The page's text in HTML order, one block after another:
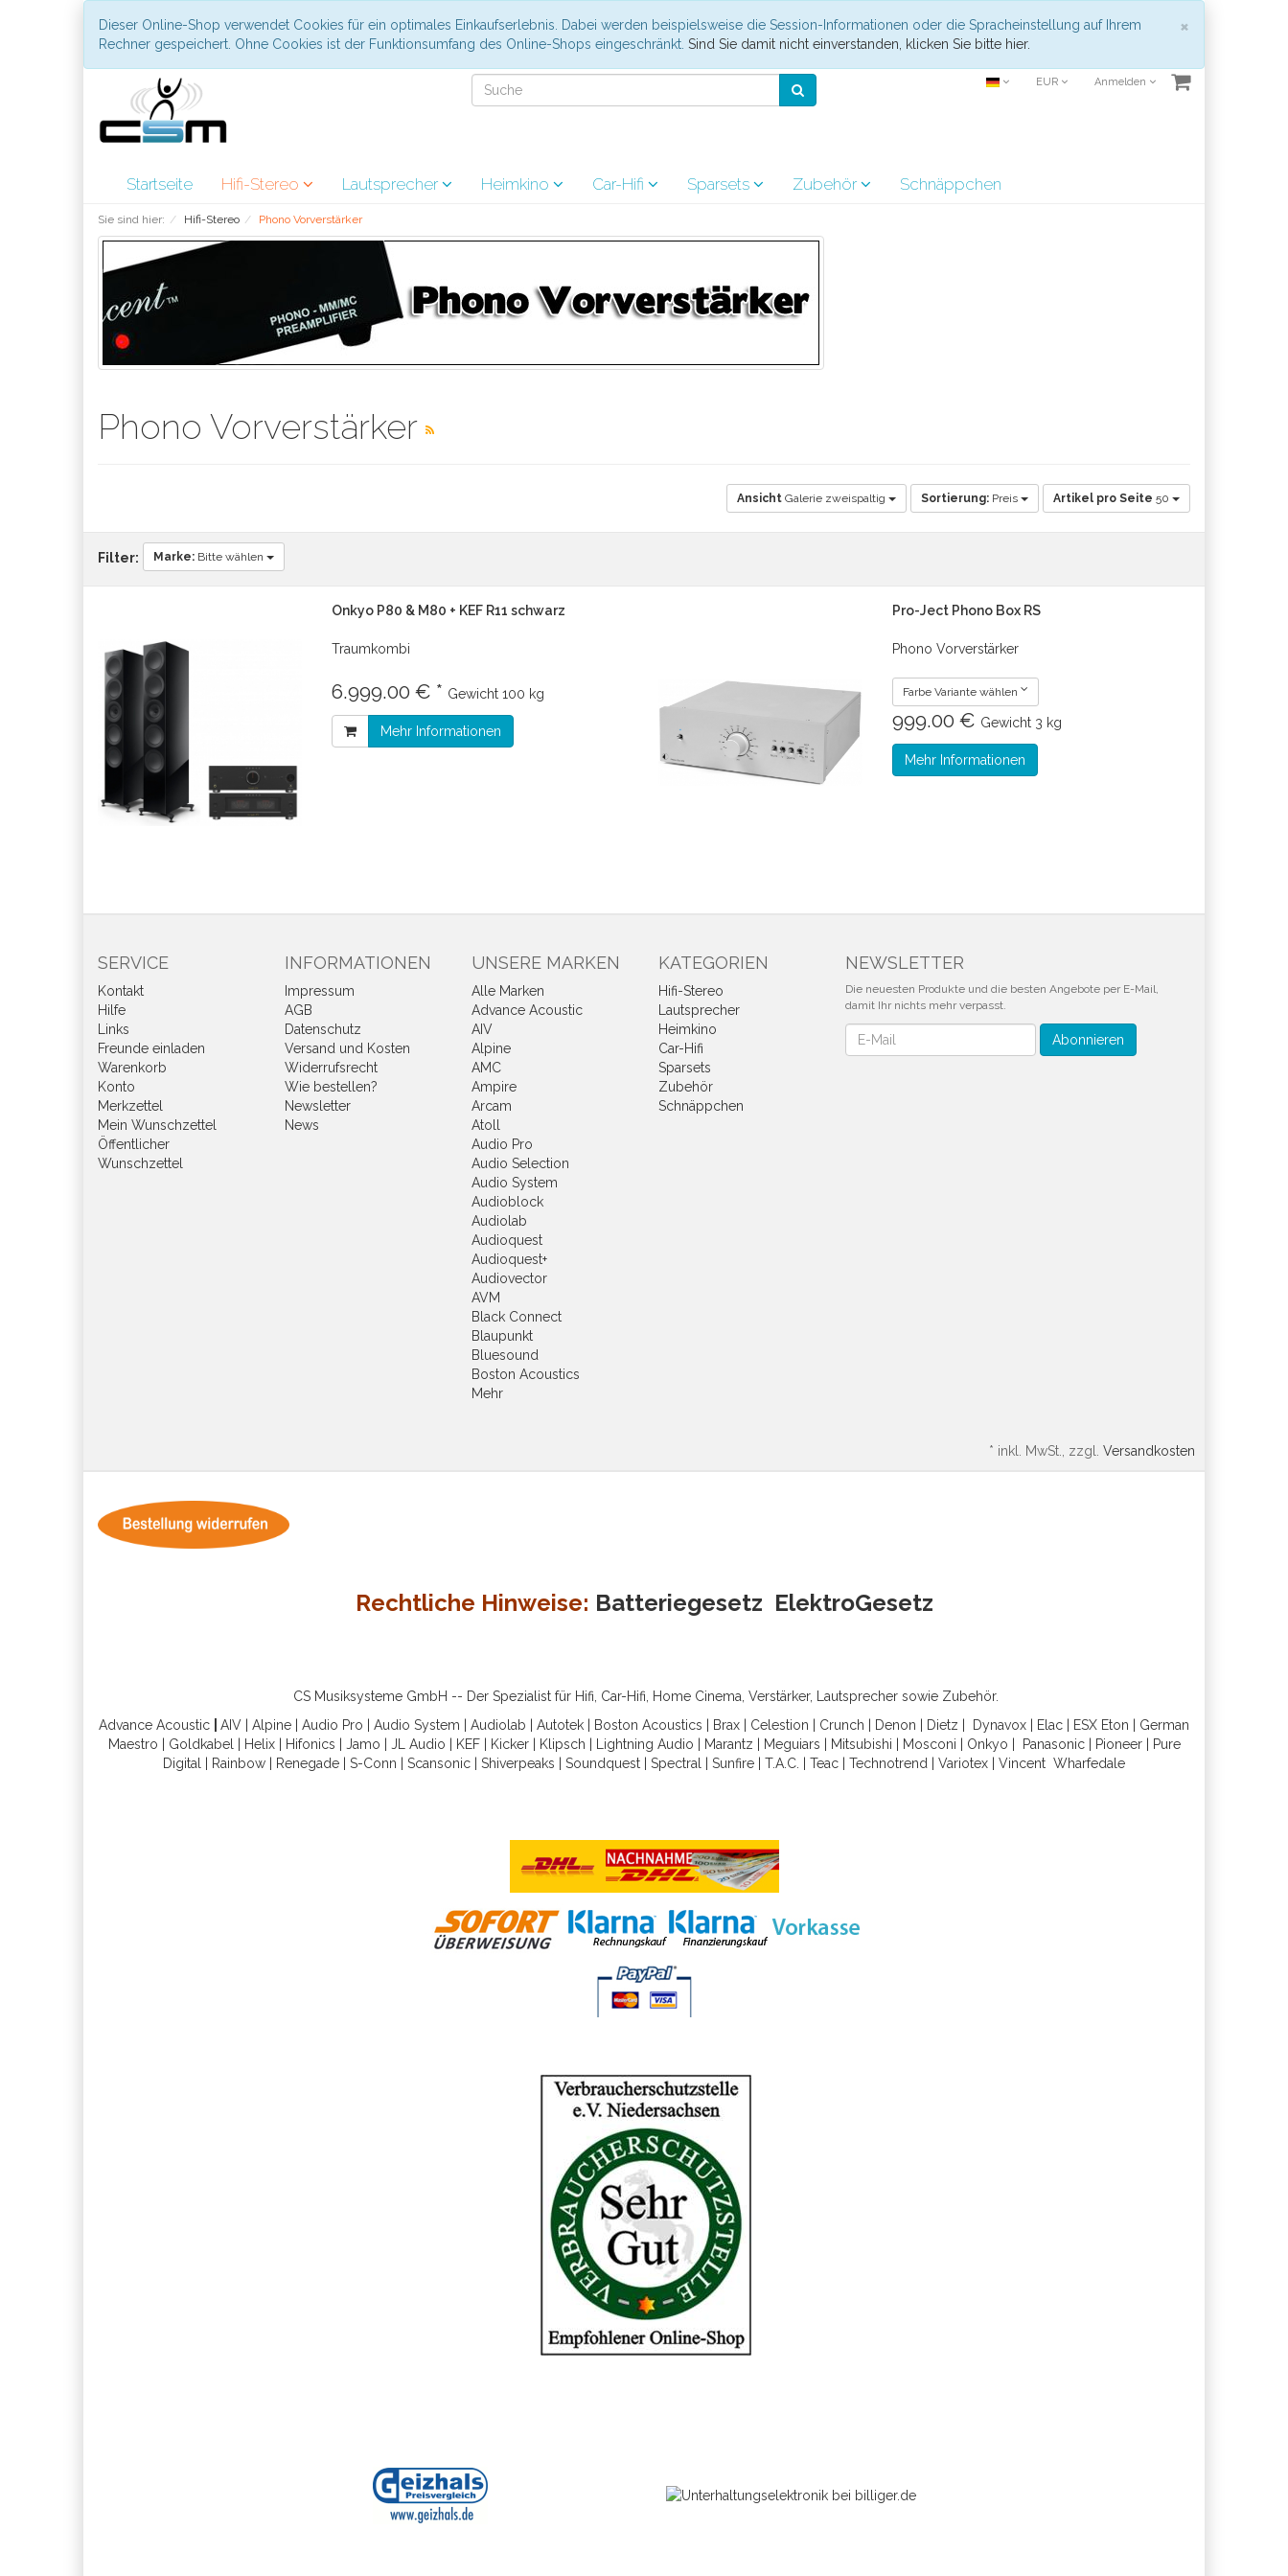
×
Dieser Online-Shop verwendet Cookies für ein optimales Einkaufserlebnis. Dabei werden beispielsweise die Session-Informationen oder die Spracheinstellung auf Ihrem
Rechner gespeichert. Ohne Cookies ist der Funktionsumfang des Online-Shops eingeschränkt. Sind Sie damit nicht einverstanden, klicken Sie bitte hier.
EUR Anmelden
Startseite Hifi-Stereo Lautsprecher Heimkino Car-Hifi Sparsets Zubehör Schnäppchen
Sie sind hier: Hifi-Stereo Phono Vorverstärker
Phono Vorverstärker
Ansicht Galerie zweispaltig Sortierung: Preis Artikel pro Seite 50
Filter: Marke: Bitte wählen
Onkyo P80 & M80 + KEF R11 schwarz
Traumkombi
6.999.00 € * Gewicht 100 kg
Mehr Informationen
Pro-Ject Phono Box RS
Phono Vorverstärker
Farbe Variante wählen
999.00 € Gewicht 3 kg
Mehr Informationen
SERVICE
Kontakt
Hilfe
Links
Freunde einladen
Warenkorb
Konto
Merkzettel
Mein Wunschzettel
Öffentlicher
Wunschzettel
INFORMATIONEN
Impressum
AGB
Datenschutz
Versand und Kosten
Widerrufsrecht
Wie bestellen?
Newsletter
News
UNSERE MARKEN
Alle Marken
Advance Acoustic
AIV
Alpine
AMC
Ampire
Arcam
Atoll
Audio Pro
Audio Selection
Audio System
Audioblock
Audiolab
Audioquest
Audioquest+
Audiovector
AVM
Black Connect
Blaupunkt
Bluesound
Boston Acoustics
Mehr
KATEGORIEN
Hifi-Stereo
Lautsprecher
Heimkino
Car-Hifi
Sparsets
Zubehör
Schnäppchen
NEWSLETTER
Die neuesten Produkte und die besten Angebote per E-Mail,
damit Ihr nichts mehr verpasst.
Newsletter Abonnieren
* inkl. MwSt., zzgl. Versandkosten
Rechtliche Hinweise: Batteriegesetz ElektroGesetz
CS Musiksysteme GmbH -- Der Spezialist für Hifi, Car-Hifi, Home Cinema, Verstärker, Lautsprecher sowie Zubehör.
Advance Acoustic
AIV Alpine Audio Pro Audio System Audiolab Autotek Boston Acoustics Brax Celestion Crunch Denon Dietz Dynavox Elac ESX Eton
German
Maestro
Goldkabel Helix| Hifonics Jamo JL Audio KEF| Kicker| Klipsch Lightning Audio Marantz Meguiars Mitsubishi Mosconi Onkyo Panasonic| Pioneer|
Pure
Digital
Rainbow Renegade S-Conn Scansonic Shiverpeaks Soundquest Spectral Sunfire T.A.C. Teac Technotrend Variotex Vincent Wharfedal e